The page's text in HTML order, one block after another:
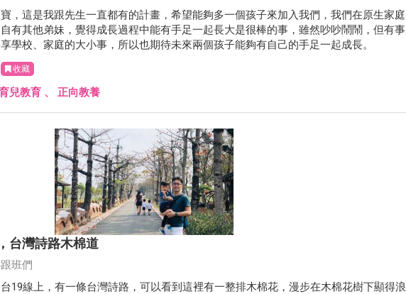
，這是我跟先生一直都有的計畫，希望能夠多一個孩子來加入我們，我們在原生家庭
有其他弟妹，覺得成長過程中能有手足一起長大是很棒的事，雖然吵吵鬧鬧，但有事
學校、家庭的大小事，所以也期待未來兩個孩子能夠有自己的手足一起成長。
收藏
兒教育 、 正向教養
台灣詩路木棉道
班們
19線上，有一條台灣詩路，可以看到這裡有一整排木棉花，漫步在木棉花樹下顯得浪